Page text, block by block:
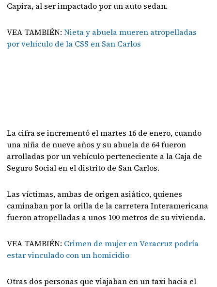
Capira, al ser impactado por un auto sedan.
VEA TAMBIÉN: Nieta y abuela mueren atropelladas
por vehículo de la CSS en San Carlos
La cifra se incrementó el martes 16 de enero, cuando
una niña de nueve años y su abuela de 64 fueron
arrolladas por un vehículo perteneciente a la Caja de
Seguro Social en el distrito de San Carlos.
Las víctimas, ambas de origen asiático, quienes
caminaban por la orilla de la carretera Interamericana
fueron atropelladas a unos 100 metros de su vivienda.
VEA TAMBIÉN: Crimen de mujer en Veracruz podría
estar vinculado con un homicidio
Otras dos personas que viajaban en un taxi hacia el